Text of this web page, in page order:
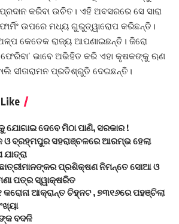
ପ୍ରଦାନ କରିବା ଉଚିତ। ଏହି ଅବସରରେ ସେ ସାରା
ଉପରେ ମଧ୍ୟ ଗୁରୁତ୍ୱାରୋପ କରିଛନ୍ତି।
କେତେକ ରାଜ୍ୟ ଆପଣାଇଛନ୍ତି। ଜିରୋ
ଫେରିବା’ ଭାବେ ଅଭିହିତ କରି ଏହା କୃଷକଙ୍କୁ ଋଣ
ସୀତାରାମନ ପ୍ରତିଶ୍ରୁତି ଦେଇଛନ୍ତି।
ଦେବେ ମିଠା ପାଣି, ସରକାର !
ବ୍ରହ୍ମପୁର ସହରାଞ୍ଚଳରେ ଆରମ୍ଭ ହେଲା
ପ୍ରଶିକ୍ଷଣ ନିମନ୍ତେ ସୋଆ ଓ
ପତ୍ର ସ୍ୱାକ୍ଷରିତ
ଆକ୍ରାନ୍ତ ଚିହ୍ନଟ , ୭୩୧୬ରେ ପହଞ୍ଚିଲା
ବଦଳି